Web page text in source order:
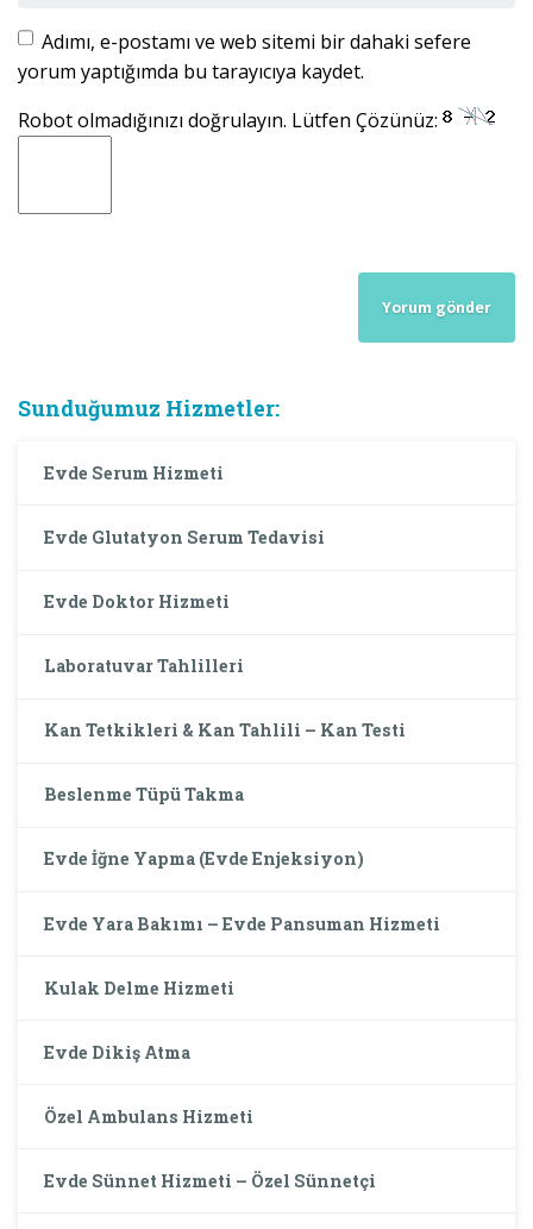
Adımı, e-postamı ve web sitemi bir dahaki sefere
yorum yaptığımda bu tarayıcıya kaydet.
Robot olmadığınızı doğrulayın. Lütfen Çözünüz:
Sunduğumuz Hizmetler:
Evde Serum Hizmeti
Evde Glutatyon Serum Tedavisi
Evde Doktor Hizmeti
Laboratuvar Tahlilleri
Kan Tetkikleri & Kan Tahlili – Kan Testi
Beslenme Tüpü Takma
Evde İğne Yapma (Evde Enjeksiyon)
Evde Yara Bakımı – Evde Pansuman Hizmeti
Kulak Delme Hizmeti
Evde Dikiş Atma
Özel Ambulans Hizmeti
Evde Sünnet Hizmeti – Özel Sünnetçi